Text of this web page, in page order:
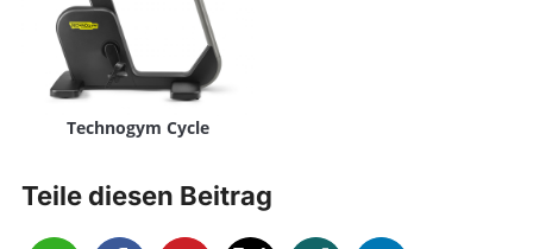
Technogym Cycle
Teile diesen Beitrag